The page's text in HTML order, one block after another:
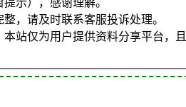
示），感谢理解。
，请及时联系客服投诉处理。
站仅为用户提供资料分享平台，